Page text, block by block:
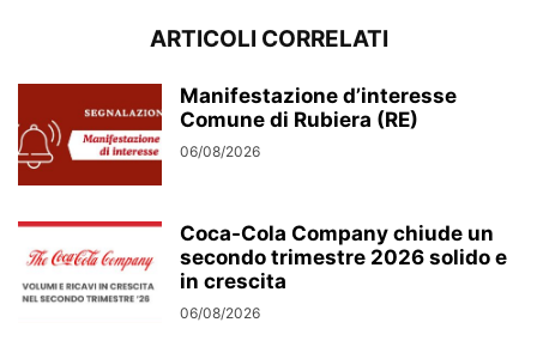
ARTICOLI CORRELATI
Manifestazione d’interesse
Comune di Rubiera (RE)
06/08/2026
Coca-Cola Company chiude un
secondo trimestre 2026 solido e
in crescita
06/08/2026